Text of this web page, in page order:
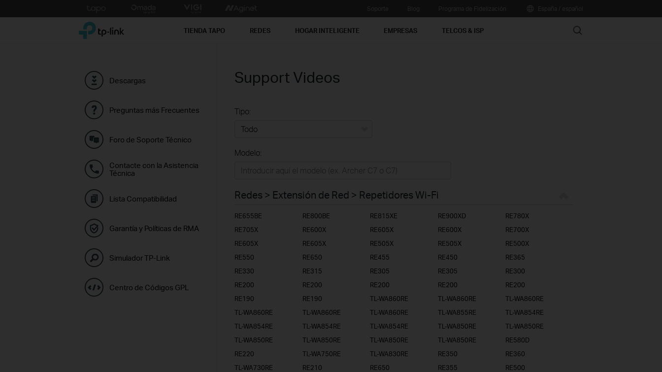
to
TP-Link, Reliably Smart TIENDA TAPO REDES HOGAR INTELIGENTE EMPRESAS TELCOS & ISP Search
Descargas
Preguntas más Frecuentes
Foro de Soporte Técnico
Contacte con la Asistencia
Técnica
Lista Compatibilidad
Garantía y Políticas de RMA
Simulador TP-Link
Centro de Códigos GPL
Support Videos
Tipo:
Empresas
Telcos & ISP
Modelo:
Redes > Extensión de Red > Repetidores Wi-Fi
RE655BE RE800BE RE815XE RE900XD
RE780X
RE705X
RE600X RE605X RE600X
RE700X
RE605X
RE605X RE505X RE505X
RE500X
RE550
RE650 RE455 RE450
RE365
RE330
RE315 RE305 RE305
RE300
RE200
RE200 RE200 RE200
RE200
RE190
RE190 TL-WA860RE TL-WA860RE
TL-WA860RE
TL-WA860RE
TL-WA860RE TL-WA860RE TL-WA855RE
TL-WA854RE
TL-WA854RE
TL-WA854RE TL-WA854RE TL-WA850RE
TL-WA850RE
TL-WA850RE
TL-WA850RE TL-WA850RE TL-WA850RE
RE580D
RE220
TL-WA750RE TL-WA830RE RE350
RE360
TL-WA730RE
RE210 RE650 RE355
RE500